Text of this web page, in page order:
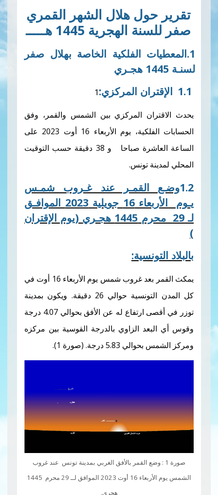
هلال الشهر القمري
1445 هـــــ
الفلكية الخاصة بهلال صفر
المركزي:
المركزي بين الشمس والقمر، وفق
الحسابات الفلكية، يوم الأربعاء 16 أوت 2023 على
الساعة العاشرة صباحا و 38 دقيقة حسب التوقيت
تونس.
القمـر عند غـروب شمـس
2023
الموافـق
1445 هجـري
(يوم الإقتران
يمكث القمر بعد غروب شمس يوم الأربعاء 16 أوت في
كل المدن التونسية حوالي 26 دقيقة. ويكون بمدينة
توزر في أقصى ارتفاع له عن الأفق بحوالي 4.07 درجة
الزاوي بالدرجة القوسية بين مركزه
درجة. (صورة 1).
القمر بالأفق الغربي بمدينة تونس عند غروب
الشمس يوم الأربعاء 16 أوت 2023 الموافق لــ 29 محرم 1445